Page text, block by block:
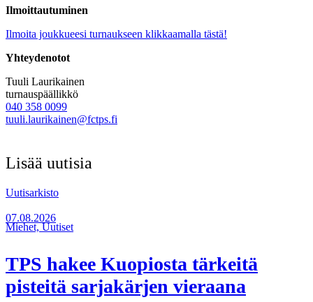
Ilmoittautuminen
Ilmoita joukkueesi turnaukseen klikkaamalla tästä!
Yhteydenotot
Tuuli Laurikainen
turnauspäällikkö
040 358 0099
tuuli.laurikainen@fctps.fi
Lisää uutisia
Uutisarkisto
07.08.2026
Miehet, Uutiset
TPS hakee Kuopiosta tärkeitä
pisteitä sarjakärjen vieraana